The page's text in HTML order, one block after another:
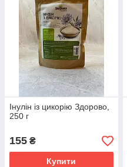
Інулін із цикорію Здорово,
250 г
155 ₴
Купити